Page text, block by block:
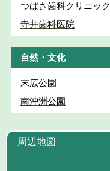
つばさ歯科クリニック
寺井歯科医院
自然・文化
末広公園
南沖洲公園
周辺地図